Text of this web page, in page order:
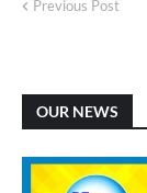
Previous Post
OUR NEWS